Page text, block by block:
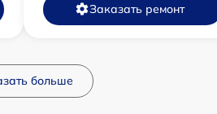
Заказать ремонт
больше